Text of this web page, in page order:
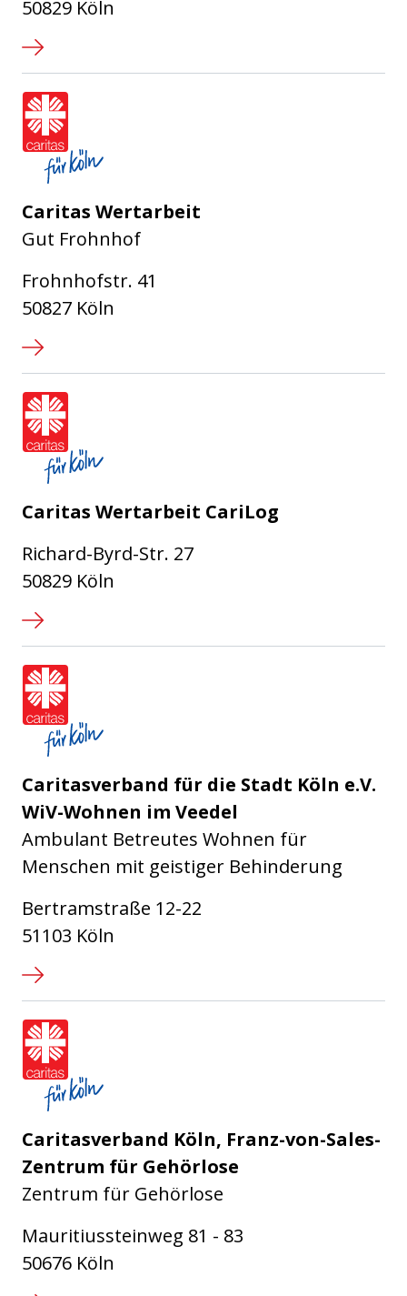
50829 Köln
Caritas Wertarbeit
Gut Frohnhof
Frohnhofstr. 41
50827 Köln
Caritas Wertarbeit CariLog
Richard-Byrd-Str. 27
50829 Köln
Caritasverband für die Stadt Köln e.V.
WiV-Wohnen im Veedel
Ambulant Betreutes Wohnen für
Menschen mit geistiger Behinderung
Bertramstraße 12-22
51103 Köln
Caritasverband Köln, Franz-von-Sales-
Zentrum für Gehörlose
Zentrum für Gehörlose
Mauritiussteinweg 81 - 83
50676 Köln